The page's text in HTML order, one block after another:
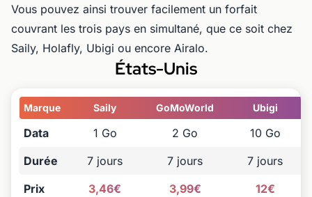
Vous pouvez ainsi trouver facilement un forfait
couvrant les trois pays en simultané, que ce soit chez
Saily, Holafly, Ubigi ou encore Airalo.
États-Unis
Marque Saily GoMoWorld Ubigi
Data 1 Go 2 Go
10 Go
Durée
7 jours 7 jours
7 jours
Prix
3,46€ 3,99€ 12€